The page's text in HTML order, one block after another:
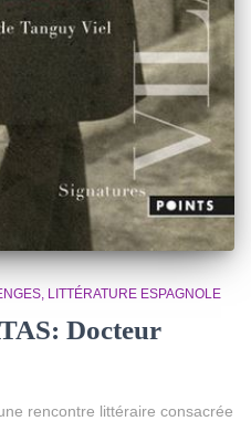
LITTÉRATURE ESPAGNOLE
Docteur
rencontre littéraire consacrée